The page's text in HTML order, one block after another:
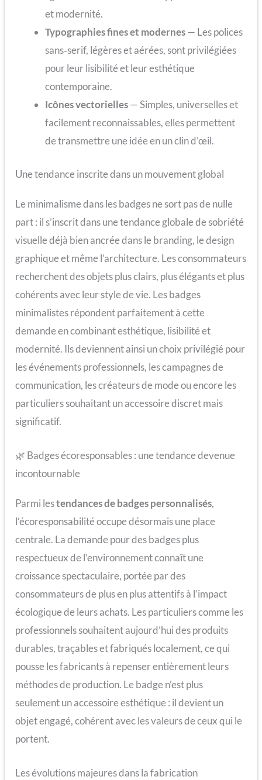
et modernité.
Typographies fines et modernes— Les polices
sans‑serif, légères et aérées, sont privilégiées
pour leur lisibilité et leur esthétique
contemporaine.
Icônes vectorielles— Simples, universelles et
facilement reconnaissables, elles permettent
de transmettre une idée en un clin d’œil.
Une tendance inscrite dans un mouvement global
Le minimalisme dans les badges ne sort pas de nulle
part : il s’inscrit dans une tendance globale de sobriété
visuelle déjà bien ancrée dans le branding, le design
graphique et même l’architecture. Les consommateurs
recherchent des objets plus clairs, plus élégants et plus
cohérents avec leur style de vie. Les badges
minimalistes répondent parfaitement à cette
demande en combinant esthétique, lisibilité et
modernité. Ils deviennent ainsi un choix privilégié pour
les événements professionnels, les campagnes de
communication, les créateurs de mode ou encore les
particuliers souhaitant un accessoire discret mais
significatif.
🌿 Badges écoresponsables : une tendance devenue
incontournable
Parmi lestendances de badges personnalisés,
l’écoresponsabilité occupe désormais une place
centrale. La demande pour des badges plus
respectueux de l’environnement connaît une
croissance spectaculaire, portée par des
consommateurs de plus en plus attentifs à l’impact
écologique de leurs achats. Les particuliers comme les
professionnels souhaitent aujourd’hui des produits
durables, traçables et fabriqués localement, ce qui
pousse les fabricants à repenser entièrement leurs
méthodes de production. Le badge n’est plus
seulement un accessoire esthétique : il devient un
objet engagé, cohérent avec les valeurs de ceux qui le
portent.
Les évolutions majeures dans la fabrication